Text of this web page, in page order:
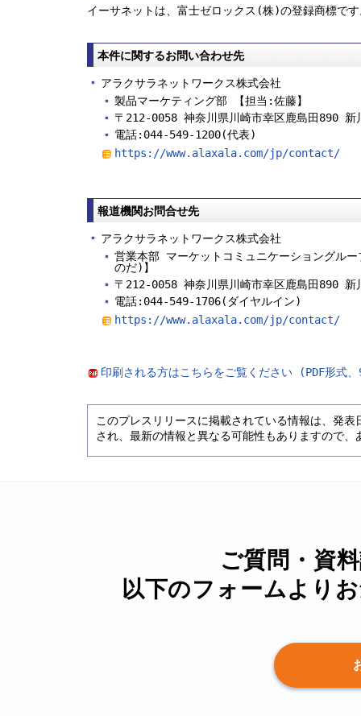
イーサネットは、富士ゼロックス(株)の登録商標です
本件に関するお問い合わせ先
アラクサラネットワークス株式会社
製品マーケティング部 【担当:佐藤】
〒212-0058 神奈川県川崎市幸区鹿島田890 新
電話:044-549-1200(代表)
https://www.alaxala.com/jp/contact/
報道機関お問合せ先
アラクサラネットワークス株式会社
営業本部 マーケットコミュニケーショングル
のだ)】
〒212-0058 神奈川県川崎市幸区鹿島田890 新
電話:044-549-1706(ダイヤルイン)
https://www.alaxala.com/jp/contact/
印刷される方はこちらをご覧ください (PDF形式
このプレスリリースに掲載されている情報は、発
され、最新の情報と異なる可能性もありますので、
ご質問・資
以下のフォームより